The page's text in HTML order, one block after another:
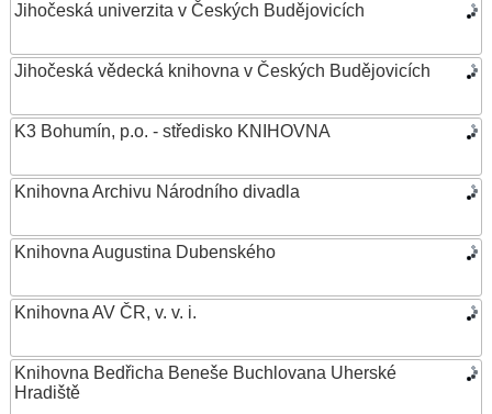
Jihočeská univerzita v Českých Budějovicích
Jihočeská vědecká knihovna v Českých Budějovicích
K3 Bohumín, p.o. - středisko KNIHOVNA
Knihovna Archivu Národního divadla
Knihovna Augustina Dubenského
Knihovna AV ČR, v. v. i.
Knihovna Bedřicha Beneše Buchlovana Uherské
Hradiště